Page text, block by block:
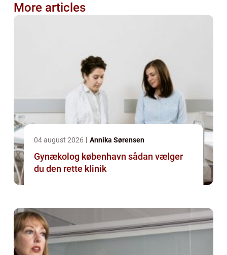
More articles
04 august 2026 Annika Sørensen
Gynækolog københavn sådan vælger
du den rette klinik